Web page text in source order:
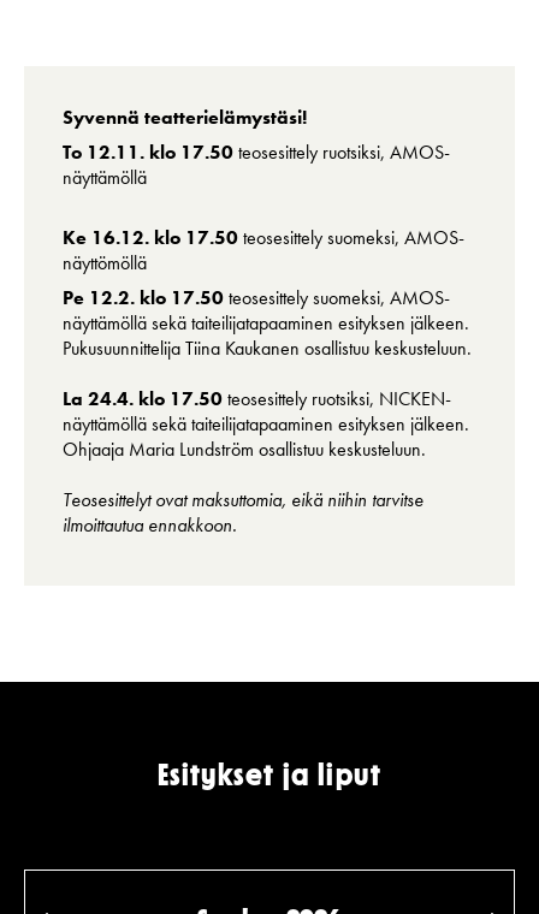
Syvennä teatterielämystäsi!
To 12.11. klo 17.50teosesittely ruotsiksi, AMOS-
näyttämöllä
Ke 16.12. klo 17.50teosesittely suomeksi, AMOS-
näyttömöllä
Pe 12.2. klo 17.50teosesittely suomeksi, AMOS-
näyttämöllä sekä taiteilijatapaaminen esityksen jälkeen.
Pukusuunnittelija Tiina Kaukanen osallistuu keskusteluun.
La 24.4. klo 17.50teosesittely ruotsiksi, NICKEN-
näyttämöllä sekä taiteilijatapaaminen esityksen jälkeen.
Ohjaaja Maria Lundström osallistuu keskusteluun.
Teosesittelyt ovat maksuttomia, eikä niihin tarvitse
ilmoittautua ennakkoon.
Esitykset ja liput